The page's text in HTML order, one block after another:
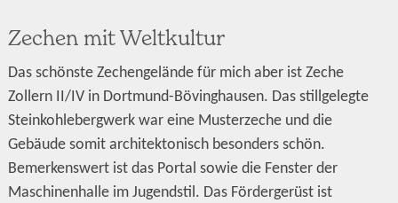
Zechen mit Weltkultur
Das schönste Zechengelände für mich aber ist Zeche
Zollern II/IV in Dortmund-Bövinghausen. Das stillgelegte
Steinkohlebergwerk war eine Musterzeche und die
Gebäude somit architektonisch besonders schön.
Bemerkenswert ist das Portal sowie die Fenster der
Maschinenhalle im Jugendstil. Das Fördergerüst ist